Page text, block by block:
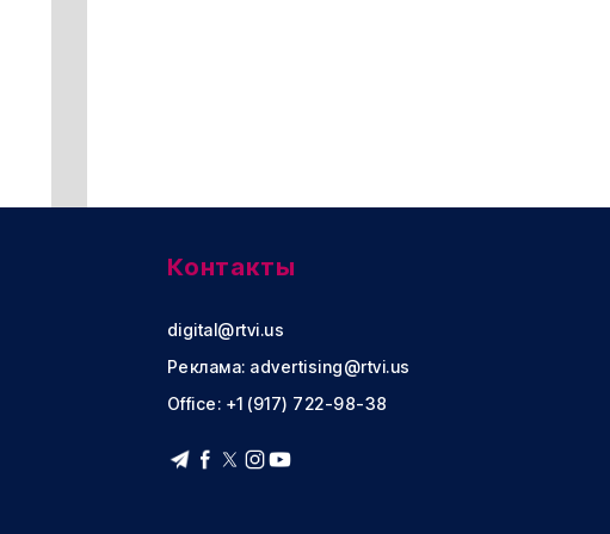
Контакты
digital@rtvi.us
Реклама: advertising@rtvi.us
Office: +1 (917) 722-98-38